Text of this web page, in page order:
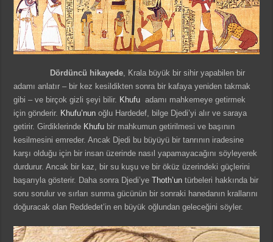
Dördüncü hikayede, Krala büyük bir sihir yapabilen bir
adamı anlatır – bir kez kesildikten sonra bir kafaya yeniden takmak
gibi – ve birçok gizli şeyi bilir. Khufu adamı mahkemeye getirmek
için gönderir. Khufu’nun oğlu Hardedef, bilge Djedi’yi alır ve saraya
getirir. Girdiklerinde Khufu bir mahkumun getirilmesi ve başının
kesilmesini emreder. Ancak Djedi bu büyüyü bir tanrının iradesine
karşı olduğu için bir insan üzerinde nasıl yapamayacağını söyleyerek
durdurur. Ancak bir kaz, bir su kuşu ve bir öküz üzerindeki güçlerini
başarıyla gösterir. Daha sonra Djedi’yeThoth’un türbeleri hakkında bir
soru sorulur ve sırları sunma gücünün bir sonraki hanedanın krallarını
doğuracak olan Reddedet’in en büyük oğlundan geleceğini söyler.